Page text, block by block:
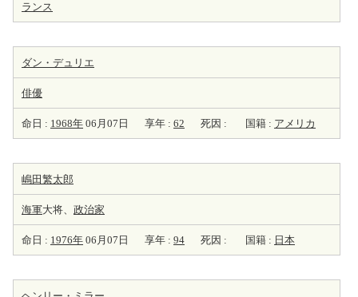
ランス
ダン・デュリエ
俳優
命日 : 1968年 06月07日 享年 : 62 死因 : 国籍 : アメリカ
嶋田繁太郎
海軍大将、 政治家
命日 : 1976年 06月07日 享年 : 94 死因 : 国籍 : 日本